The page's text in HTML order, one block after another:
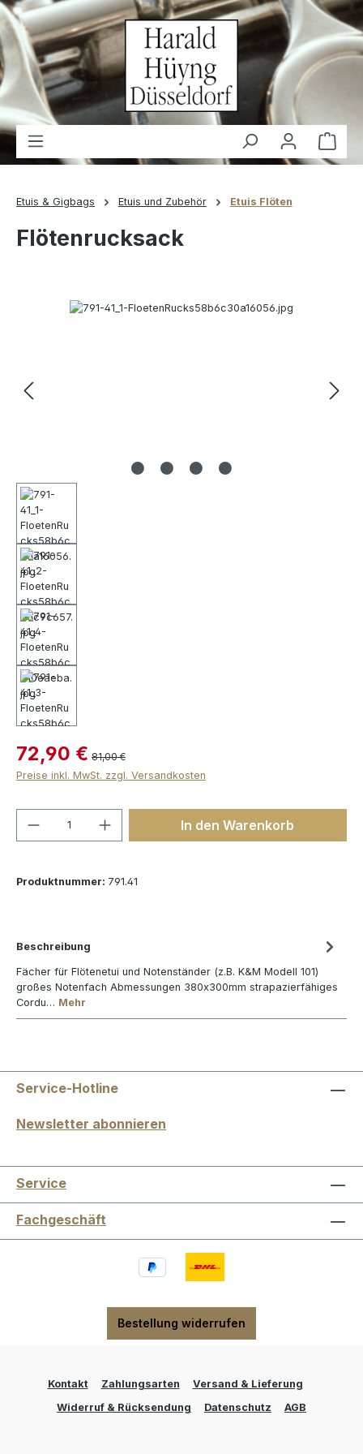
springen
Etuis & Gigbags Etuis und Zubehör Etuis Flöten
Flötenrucksack
Bildergalerie überspringen
72,90 € 81,00 €
Preise inkl. MwSt. zzgl. Versandkosten
Produkt Anzahl: Gib denIn den Warenkorb
Produktnummer: 791.41
Beschreibung
Fächer für Flötenetui und Notenständer (z.B. K&M Modell 101)
großes Notenfach Abmessungen 380x300mm strapazierfähiges
Cordu… Mehr
Service-Hotline
Newsletter abonnieren
Service
Fachgeschäft
Bestellung widerrufen
Kontakt Zahlungsarten
Versand & Lieferung
Widerruf & Rücksendung
Datenschutz AGB